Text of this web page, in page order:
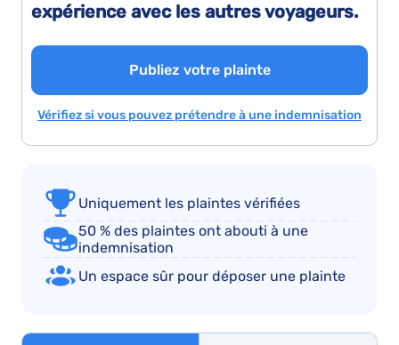
expérience avec les autres voyageurs.
Publiez votre plainte
Vérifiez si vous pouvez prétendre à une indemnisation
Uniquement les plaintes vérifiées
50 % des plaintes ont abouti à une
indemnisation
Un espace sûr pour déposer une plainte